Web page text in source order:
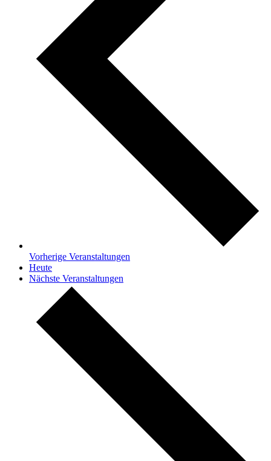
Vorherige Veranstaltungen
Heute
Nächste Veranstaltungen